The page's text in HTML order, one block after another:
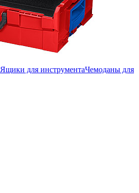
Ящики для инструментаЧемоданы для